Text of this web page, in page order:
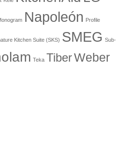
Napoleón Profile
Kitchen Suite (SKS) SMEG Sub-
Teka TiberWeber